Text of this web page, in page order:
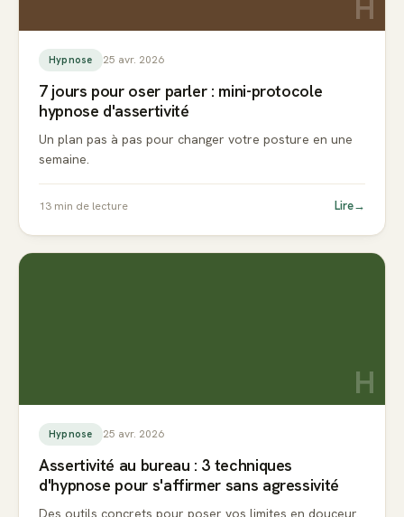
H
Hypnose 25 avr. 2026
7 jours pour oser parler : mini-protocole
hypnose d'assertivité
Un plan pas à pas pour changer votre posture en une
semaine.
13 min de lecture Lire→
H
Hypnose 25 avr. 2026
Assertivité au bureau : 3 techniques
d'hypnose pour s'affirmer sans agressivité
Des outils concrets pour poser vos limites en douceur.